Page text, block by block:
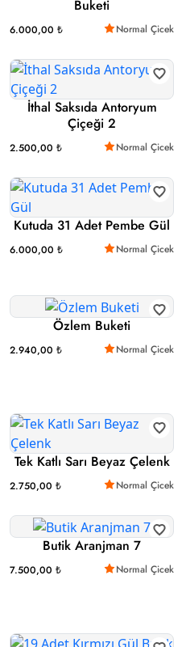
Buketi
6.000,00 ₺ Normal Çicek
İthal Saksıda Antoryum
Çiçeği 2
2.500,00 ₺ Normal Çicek
Kutuda 31 Adet Pembe Gül
6.000,00 ₺ Normal Çicek
Özlem Buketi
2.940,00 ₺ Normal Çicek
Tek Katlı Sarı Beyaz Çelenk
2.750,00 ₺ Normal Çicek
Butik Aranjman 7
7.500,00 ₺ Normal Çicek